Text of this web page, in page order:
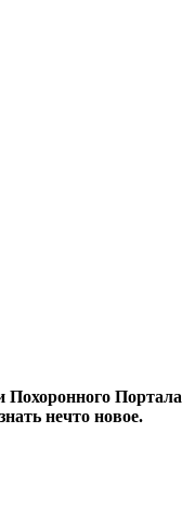
Похоронного Портала
нечто новое.